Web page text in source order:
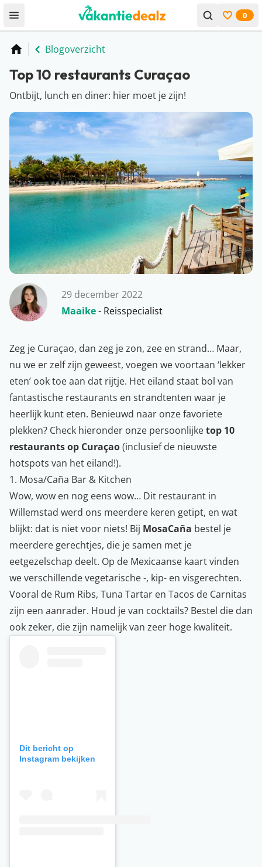
Open menu Bekijk
0
Home
Blogoverzicht
Top 10 restaurants Curaçao
Ontbijt, lunch en diner: hier moet je zijn!
29 december 2022
Maaike- Reisspecialist
Zeg je Curaçao, dan zeg je zon, zee en strand… Maar,
nu we er zelf zijn geweest, voegen we voortaan ‘lekker
eten’ ook toe aan dat rijtje. Het eiland staat bol van
fantastische restaurants en strandtenten waar je
heerlijk kunt eten. Benieuwd naar onze favoriete
plekken? Check hieronder onze persoonlijketop 10
restaurants op Curaçao(inclusief de nieuwste
hotspots van het eiland!).
1. Mosa/Caña Bar & Kitchen
Wow, wow en nog eens wow… Dit restaurant in
Willemstad werd ons meerdere keren getipt, en wat
blijkt: dat is niet voor niets! Bij MosaCaña bestel je
meerdere gerechtjes, die je samen met je
eetgezelschap deelt. Op de Mexicaanse kaart vinden
we verschillende vegetarische -, kip- en visgerechten.
Vooral de Rum Ribs, Tuna Tartar en Tacos de Carnitas
zijn een aanrader. Houd je van cocktails? Bestel die dan
ook zeker, die zijn namelijk van zeer hoge kwaliteit.
Dit bericht op
Instagram bekijken